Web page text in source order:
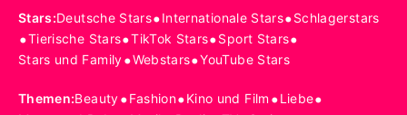
Stars:Deutsche Stars•Internationale Stars•Schlagerstars
•Tierische Stars•TikTok Stars•Sport Stars•
Stars und Family•Webstars•YouTube Stars
Themen:Beauty•Fashion•Kino und Film •Liebe•